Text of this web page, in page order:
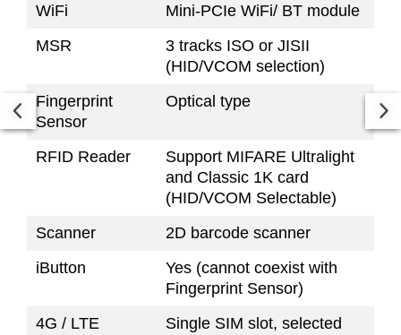
WiFi
Mini-PCIe WiFi/ BT module
MSR
3 tracks ISO or JISII
(HID/VCOM selection)
Fingerprint
Sensor
Optical type
RFID Reader
Support MIFARE Ultralight
and Classic 1K card
(HID/VCOM Selectable)
Scanner
2D barcode scanner
iButton
Yes (cannot coexist with
Fingerprint Sensor)
4G / LTE
Single SIM slot, selected